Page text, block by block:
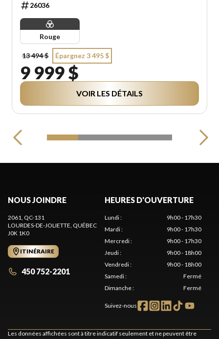
26036
Rouge
13 494 $ Épargnez 3 495 $
9 999 $
VOIR LES DÉTAILS
NOUS JOINDRE
2061, QC-131
LOURDES-DE-JOLIETTE , QUÉBEC
J0K 1K0
ITINÉRAIRE
450 752-2201
HEURES D'OUVERTURE
Lundi:
9h00 - 17h30
Mardi:
9h00 - 17h30
Mercredi:
9h00 - 17h30
Jeudi:
9h00 - 18h00
Vendredi:
9h00 - 18h00
Samedi:
Fermé
Dimanche: Fermé
Suivez-nous
Les données affichées sont à titre indicatif seulement et ne peuvent être